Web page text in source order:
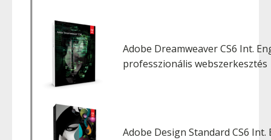
Adobe Dreamweaver CS6 Int.
professzionális webszerkesztés
Adobe Design Standard CS6